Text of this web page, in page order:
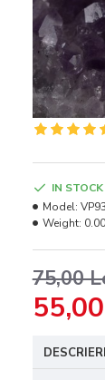
75,00
IN STOCK
Model:
Weight: 0.00